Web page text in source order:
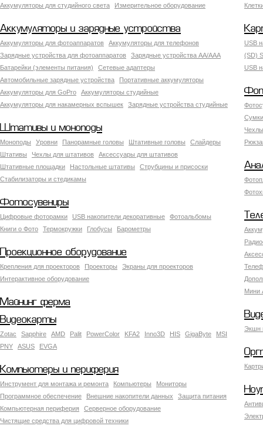
Аккумуляторы для студийного света
Измерительное оборудование
Аккумуляторы и зарядные устройства
Аккумуляторы для фотоаппаратов
Аккумуляторы для телефонов
Зарядные устройства для фотоаппаратов
Зарядные устройства AA/AAA
Батарейки (элементы питания)
Сетевые адаптеры
Автомобильные зарядные устройства
Портативные аккумуляторы
Аккумуляторы для GoPro
Аккумуляторы студийные
Аккумуляторы для накамерных вспышек
Зарядные устройства студийные
USB
(SD)
USB
Штативы и моноподы
Моноподы Уровни Панорамные головы Штативные головы
Слайдеры
Штативы
Чехлы для штативов
Аксессуары для штативов
Штативные площадки
Настольные штативы
Струбцины и присоски
Стабилизаторы и стедикамы
Фотосувениры
Цифровые фоторамки USB накопители декоративные
Фотоальбомы
Книги о Фото
Термокружки Глобусы Барометры
Мини
Проекционное оборудование
Крепления для проекторов Проекторы
Экраны для проекторов
Интерактивное оборудование
Майнинг ферма
Экшн
Видеокарты
Zotac Sapphire AMD Palit PowerColor KFA2 Inno3D HIS GigaByte
MSI
PNY
ASUS EVGA
Компьютеры и периферия
Инструмент для монтажа и ремонта Компьютеры
Мониторы
Программное обеспечение
Внешние накопители данных
Защита питания
Компьютерная периферия
Серверное оборудование
Чистящие средства для цифровой техники